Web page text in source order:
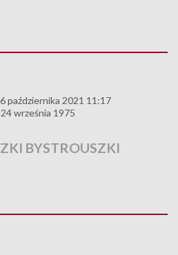
6 października 2021 11:17
24 września 1975
BYSTROUSZKI